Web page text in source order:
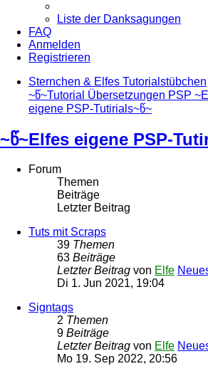
Liste der Danksagungen
FAQ
Anmelden
Registrieren
Sternchen & Elfes Tutorialstübchen
~წ~Tutorial Übersetzungen PSP
eigene PSP-Tutirials~წ~
~წ~Elfes eigene PSP-
Forum
Themen
Beiträge
Letzter Beitrag
Tuts mit Scraps
39 Themen
63 Beiträge
Letzter Beitrag von Elfe
Di 1. Jun 2021, 19:04
Signtags
2 Themen
9 Beiträge
Letzter Beitrag von Elfe
Mo 19. Sep 2022, 20:56